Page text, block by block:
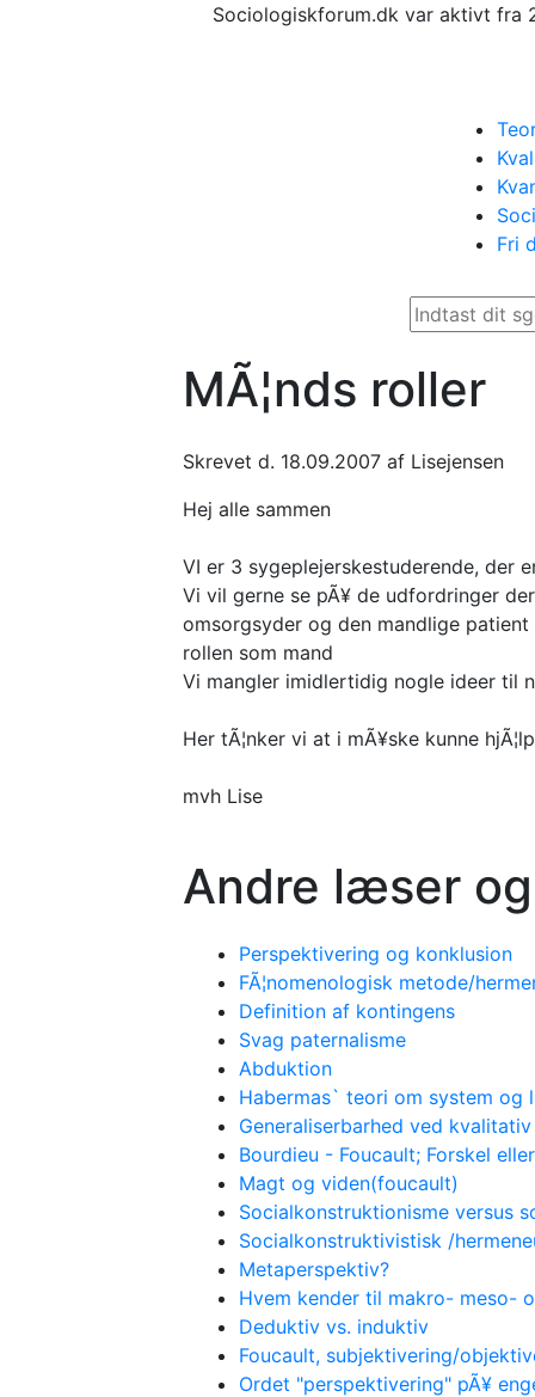
Sociologiskforum.dk var aktivt fra
Fri
MÃ¦nds roller
Skrevet d. 18.09.2007 af Lisejensen
Hej alle sammen
VI er 3 sygeplejerskestuderende, der
Vi vil gerne se pÃ¥ de udfordringer
omsorgsyder og den mandlige
rollen som mand
Vi mangler imidlertidig nogle ideer til
Her tÃ¦nker vi at i mÃ¥ske kunne
mvh Lise
Andre læser
Perspektivering og konklusion
FÃ¦nomenologisk metode/
Definition af kontingens
Svag paternalisme
Abduktion
Habermas` teori om system og
Generaliserbarhed ved
Bourdieu - Foucault; Forskel
Magt og viden(foucault)
Socialkonstruktionisme versus
Socialkonstruktivistisk /
Metaperspektiv?
Hvem kender til makro- meso-
Deduktiv vs. induktiv
Foucault, subjektivering/
Ordet "perspektivering" pÃ¥